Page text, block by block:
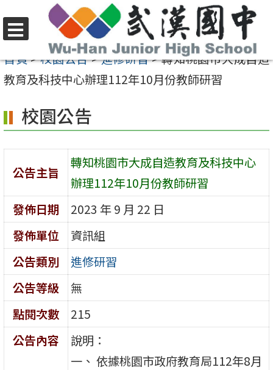
至
要
容
區
選
單
首頁>校園公告>進修研習>轉知桃園市大成自造
教育及科技中心辦理112年10月份教師研習
校園公告
公告主旨
轉知桃園市大成自造教育及科技中心
辦理112年10月份教師研習
發佈日期
2023 年 9 月 22 日
發佈單位
資訊組
公告類別
進修研習
公告等級
無
點閱次數
215
公告內容
說明：
一、 依據桃園市政府教育局112年8月